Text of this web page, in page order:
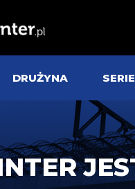
DRUŻYNA